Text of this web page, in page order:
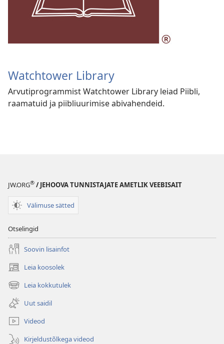
Watchtower Library
Arvutiprogrammist Watchtower Library leiad Piibli,
raamatuid ja piibliuurimise abivahendeid.
JW.ORG® / JEHOOVA TUNNISTAJATE AMETLIK VEEBISAIT
Välimuse sätted
Otselingid
Soovin lisainfot
Leia koosolek
(avab
uue
akna)
Leia kokkutulek
(avab
uue
akna)
Uut saidil
Videod
Kirjeldustõlkega videod